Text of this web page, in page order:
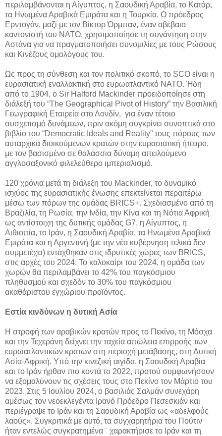
περιλαμβάνονται η Αίγυπτος, η Σαουδική Αραβία, το Κατάρ,
τα Ηνωμένα Αραβικά Εμιράτα και η Τουρκία. Ο πρόεδρος
Ερντογάν, μαζί με τον Βίκτορ Όρμπαν, έναν αβέβαιο
καντονιστή του ΝΑΤΟ, χρησιμοποίησε τη συνάντηση στην
Αστάνα για να πραγματοποιήσει συνομιλίες με τους Ρώσους
και Κινέζους ομολόγους του.
Ως προς τη σύνθεση και τον πολιτικό σκοπό, το SCO είναι η
ευρασιατική εναλλακτική στο ευρωατλαντικό ΝΑΤΟ. Ήδη
από το 1904, ο Sir Halford Mackinder προειδοποίησε στη
διάλεξή του “The Geographical Pivot of History” την Βασιλική
Γεωγραφική Εταιρεία στο Λονδίν, για έναν τέτοιο
συσχετισμό δυνάμεων, πριν ακόμη συγκρίνει συνοπτικά στο
βιβλίο του “Democratic Ideals and Reality” τους πόρους των
αυταρχικά διοικούμενων κρατών στην ευρασιατική ήπειρο,
με τον βασισμένο σε θαλάσσια δύναμη απειλούμενο
αγγλοσαξονικό φιλελεύθερο ιμπεριαλισμό.
120 χρόνια μετά τη διάλεξη του Mackinder, το δυναμικό
ισχύος της ευρασιατικής ένωσης επεκτείνεται περαιτέρω
μέσω των πόρων της ομάδας BRICS+. Σχεδιασμένο από τη
Βραζιλία, τη Ρωσία, την Ινδία, την Κίνα και τη Νότια Αφρική
ως αντίστοιχη της δυτικής ομάδας G7, η Αίγυπτος, η
Αιθιοπία, το Ιράν, η Σαουδική Αραβία, τα Ηνωμένα Αραβικά
Εμιράτα και η Αργεντινή (με την νέα κυβέρνηση τελικά δεν
συμμετέχει) εντάχθηκαν στις ιδρυτικές χώρες των BRICS,
στις αρχές του 2024. Το καλοκαίρι του 2024, η ομάδα των
χωρών θα περιλαμβάνει το 42% του παγκόσμιου
πληθυσμού και σχεδόν το 30% του παγκόσμιου
ακαθάριστου εγχώριου προϊόντος.
Εστία κινδύνων η δυτική Ασία
Η στροφή των αραβικών κρατών προς το Πεκίνο, τη Μόσχα
και την Τεχεράνη δείχνει την ταχεία απώλεια επιρροής των
ευρωατλαντικών κρατών στη περιοχή μετάβασης, στη Δυτική
Ασία-Αφρική. Υπό την κινεζική αιγίδα, η Σαουδική Αραβία
και το Ιράν ήρθαν πιο κοντά το 2022, προτού συμφωνήσουν
να εξομαλύνουν τις σχέσεις τους στο Πεκίνο τον Μάρτιο του
2023. Στις 5 Ιουλίου 2024, ο βασιλιάς Σαλμάν συνεχάρη
αμέσως τον νεοεκλεγέντα Ιρανό Πρόεδρο Πεσεσκιάν και
περιέγραψε το Ιράν και τη Σαουδική Αραβία ως «αδελφούς
λαούς». Συγκριτικά με αυτό, τα συγχαρητήρια του Πούτιν
ήταν εντελώς συγκρατημένα ˙ χαρακτήρισε το Ιράν και τη